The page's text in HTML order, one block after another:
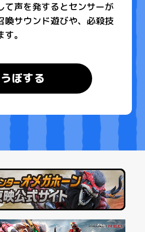
て声を発するとセンサーが
喚サウンド遊びや、必殺技
。
ぼする